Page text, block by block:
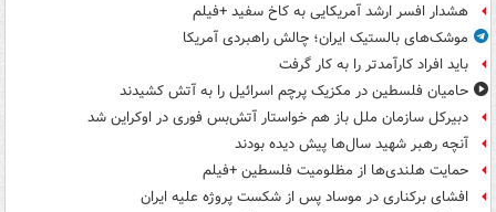
هشدار افسر ارشد آمریکایی به کاخ سفید +فیلم
موشک‌های بالستیک ایران؛ چالش راهبردی آمریکا
باید افراد کارآمدتر را به کار گرفت
حامیان فلسطین در مکزیک پرچم اسرائیل را به آتش کشیدند
دبیرکل سازمان ملل باز هم خواستار آتش‌بس فوری در اوکراین شد
آنچه رهبر شهید سال‌ها پیش دیده بودند
حمایت هلندی‌ها از مظلومیت فلسطین +فیلم
افشای برکناری در موساد پس از شکست پروژه علیه ایران